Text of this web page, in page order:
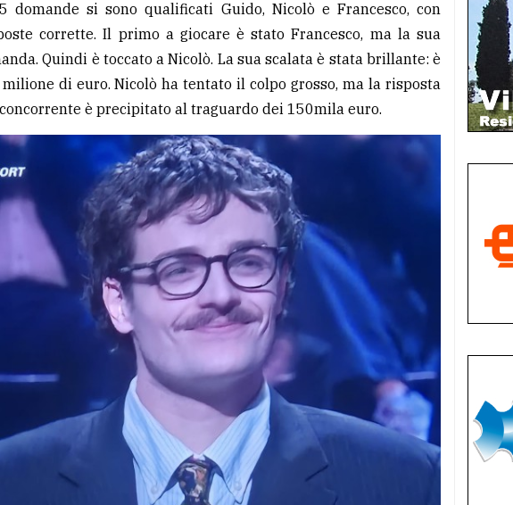
si sono qualificati Guido, Nicolò e Francesco, con
corrette. Il primo a giocare è stato Francesco, ma la sua
Quindi è toccato a Nicolò. La sua scalata è stata brillante: è
di euro. Nicolò ha tentato il colpo grosso, ma la risposta
è precipitato al traguardo dei 150mila euro.